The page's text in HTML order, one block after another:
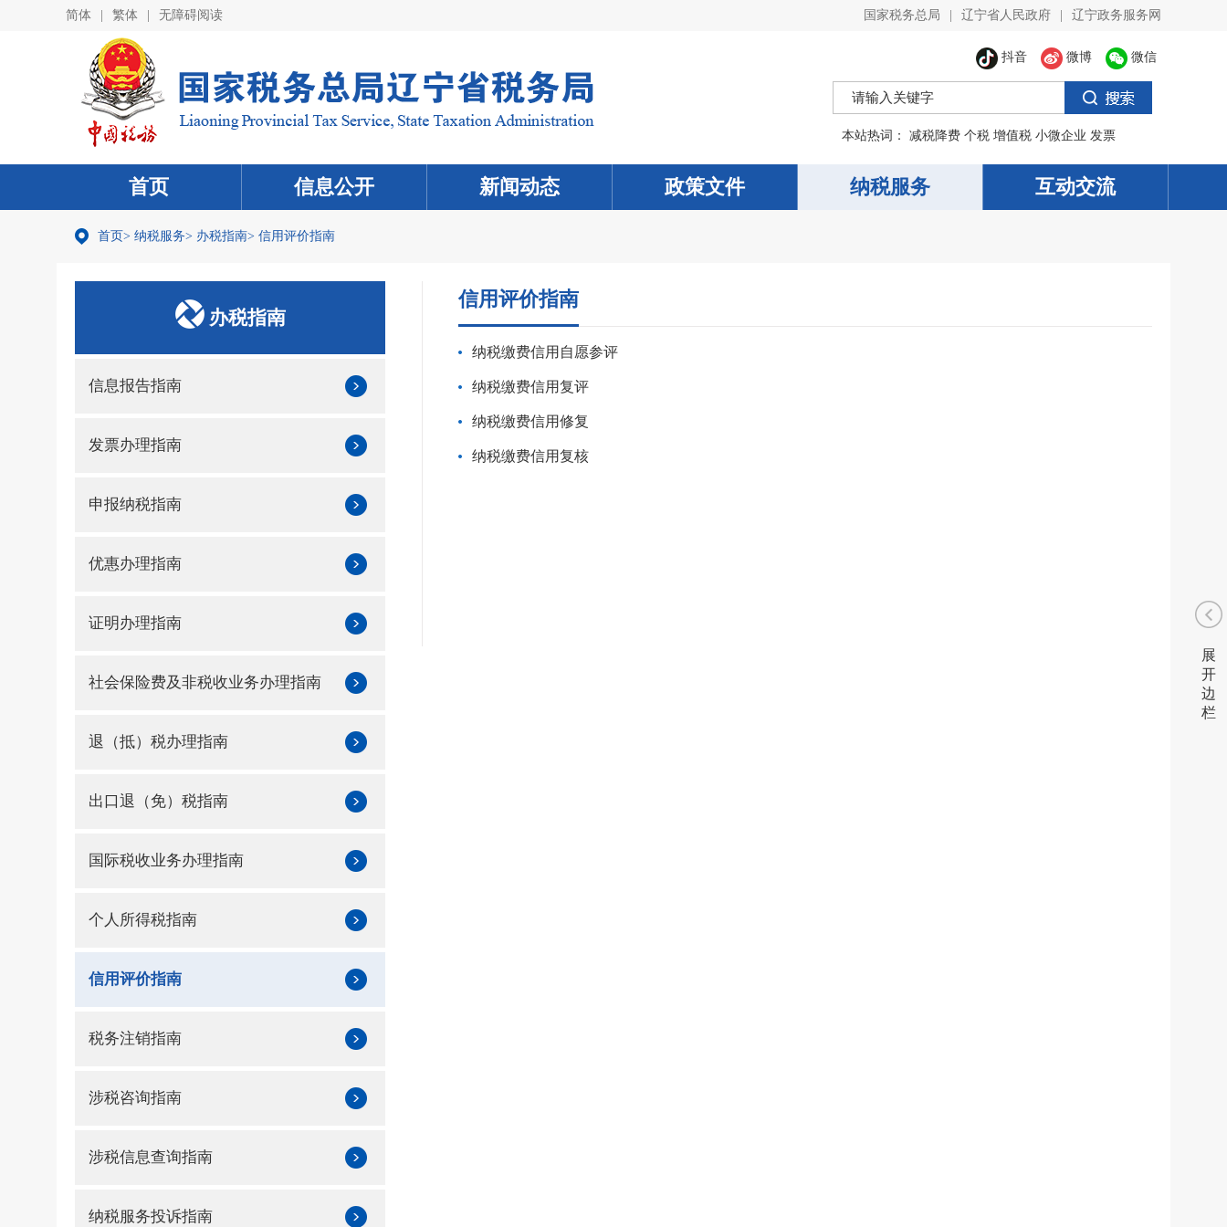
简体 繁体 无障碍阅读 国家税务总局 辽宁省人民政府 辽宁政务服务网
抖音 微博 微信
本站热词： 减税降费 个税 增值税 小微企业 发票
首页 信息公开 新闻动态 政策文件 纳税服务 互动交流
首页> 纳税服务> 办税指南> 信用评价指南
办税指南
信息报告指南
发票办理指南
申报纳税指南
优惠办理指南
证明办理指南
社会保险费及非税收业务办理指南
退（抵）税办理指南
出口退（免）税指南
国际税收业务办理指南
个人所得税指南
信用评价指南
税务注销指南
涉税咨询指南
涉税信息查询指南
纳税服务投诉指南
信用评价指南
纳税缴费信用自愿参评
纳税缴费信用复评
纳税缴费信用修复
纳税缴费信用复核
展
开
边
栏